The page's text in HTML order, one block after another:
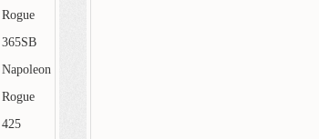
Rogue
365SB
Napoleon
Rogue
425